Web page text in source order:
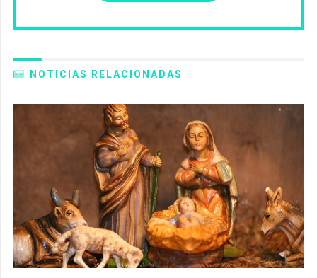
NOTICIAS RELACIONADAS